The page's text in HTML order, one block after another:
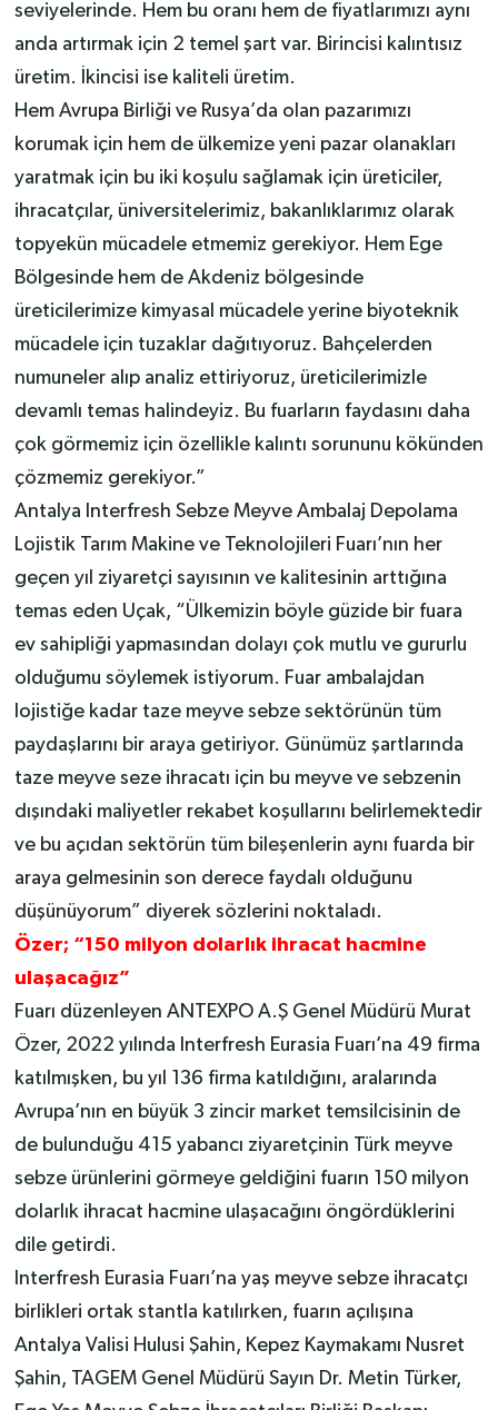
seviyelerinde. Hem bu oranı hem de fiyatlarımızı aynı
anda artırmak için 2 temel şart var. Birincisi kalıntısız
üretim. İkincisi ise kaliteli üretim.
Hem Avrupa Birliği ve Rusya’da olan pazarımızı
korumak için hem de ülkemize yeni pazar olanakları
yaratmak için bu iki koşulu sağlamak için üreticiler,
ihracatçılar, üniversitelerimiz, bakanlıklarımız olarak
topyekün mücadele etmemiz gerekiyor. Hem Ege
Bölgesinde hem de Akdeniz bölgesinde
üreticilerimize kimyasal mücadele yerine biyoteknik
mücadele için tuzaklar dağıtıyoruz. Bahçelerden
numuneler alıp analiz ettiriyoruz, üreticilerimizle
devamlı temas halindeyiz. Bu fuarların faydasını daha
çok görmemiz için özellikle kalıntı sorununu kökünden
çözmemiz gerekiyor.”
Antalya Interfresh Sebze Meyve Ambalaj Depolama
Lojistik Tarım Makine ve Teknolojileri Fuarı’nın her
geçen yıl ziyaretçi sayısının ve kalitesinin arttığına
temas eden Uçak, “Ülkemizin böyle güzide bir fuara
ev sahipliği yapmasından dolayı çok mutlu ve gururlu
olduğumu söylemek istiyorum. Fuar ambalajdan
lojistiğe kadar taze meyve sebze sektörünün tüm
paydaşlarını bir araya getiriyor. Günümüz şartlarında
taze meyve seze ihracatı için bu meyve ve sebzenin
dışındaki maliyetler rekabet koşullarını belirlemektedir
ve bu açıdan sektörün tüm bileşenlerin aynı fuarda bir
araya gelmesinin son derece faydalı olduğunu
düşünüyorum” diyerek sözlerini noktaladı.
Özer; “150 milyon dolarlık ihracat hacmine
ulaşacağız”
Fuarı düzenleyen ANTEXPO A.Ş Genel Müdürü Murat
Özer, 2022 yılında Interfresh Eurasia Fuarı’na 49 firma
katılmışken, bu yıl 136 firma katıldığını, aralarında
Avrupa’nın en büyük 3 zincir market temsilcisinin de
de bulunduğu 415 yabancı ziyaretçinin Türk meyve
sebze ürünlerini görmeye geldiğini fuarın 150 milyon
dolarlık ihracat hacmine ulaşacağını öngördüklerini
dile getirdi.
Interfresh Eurasia Fuarı’na yaş meyve sebze ihracatçı
birlikleri ortak stantla katılırken, fuarın açılışına
Antalya Valisi Hulusi Şahin, Kepez Kaymakamı Nusret
Şahin, TAGEM Genel Müdürü Sayın Dr. Metin Türker,